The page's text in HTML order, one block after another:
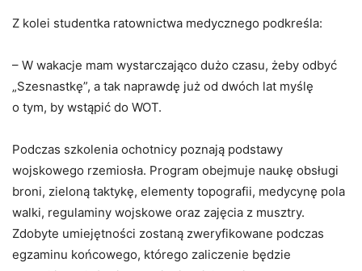
Z kolei studentka ratownictwa medycznego podkreśla:
– W wakacje mam wystarczająco dużo czasu, żeby odbyć
„Szesnastkę”, a tak naprawdę już od dwóch lat myślę
o tym, by wstąpić do WOT.
Podczas szkolenia ochotnicy poznają podstawy
wojskowego rzemiosła. Program obejmuje naukę obsługi
broni, zieloną taktykę, elementy topografii, medycynę pola
walki, regulaminy wojskowe oraz zajęcia z musztry.
Zdobyte umiejętności zostaną zweryfikowane podczas
egzaminu końcowego, którego zaliczenie będzie